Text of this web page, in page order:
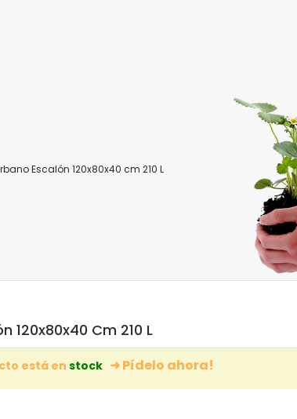
Escalón 120x80x40 cm 210 L
120x80x40 Cm 210 L
está en stock ➜ Pídelo ahora!